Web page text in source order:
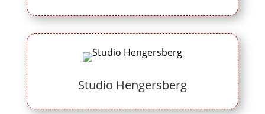
Studio Hengersberg